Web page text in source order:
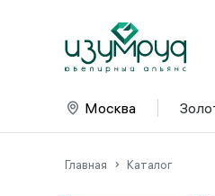
Москва
Главная Каталог